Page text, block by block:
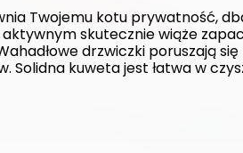
Twojemu kotu prywatność,
skutecznie wiąże
drzwiczki poruszają
Solidna kuweta jest łatwa w